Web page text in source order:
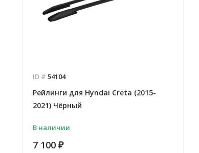
ID #54104
Рейлинги для Hyndai Creta (2015-
2021) Чёрный
В наличии
7 100₽